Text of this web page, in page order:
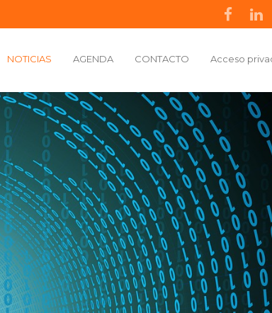
NOTICIAS AGENDA CONTACTO Acceso